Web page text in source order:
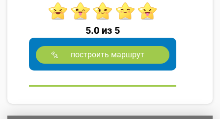
5.0 из 5
построить маршрут